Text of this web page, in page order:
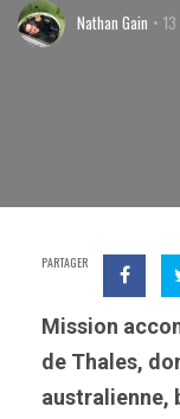
Nathan Gain
PARTAGER
Mission
de Thales,
australienne,